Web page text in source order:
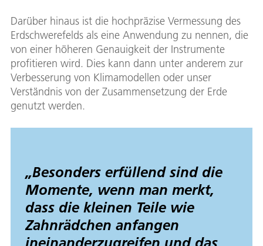
Darüber hinaus ist die hochpräzise Vermessung des
Erdschwerefelds als eine Anwendung zu nennen, die
von einer höheren Genauigkeit der Instrumente
profitieren wird. Dies kann dann unter anderem zur
Verbesserung von Klimamodellen oder unser
Verständnis von der Zusammensetzung der Erde
genutzt werden.
„Besonders erfüllend sind die
Momente, wenn man merkt,
dass die kleinen Teile wie
Zahnrädchen anfangen